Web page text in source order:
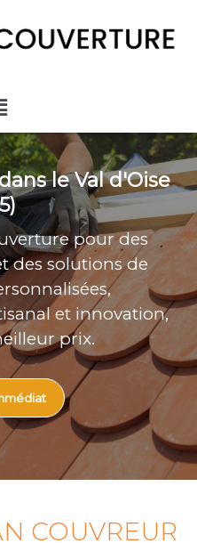
le Val d'Oise
pour des
des solutions de
et innovation,
prix.
COUVREUR